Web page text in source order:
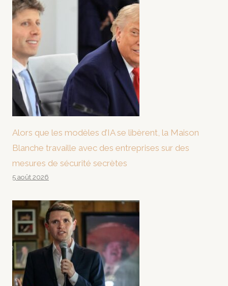
Alors que les modèles d’IA se libèrent, la Maison
Blanche travaille avec des entreprises sur des
mesures de sécurité secrètes
5 août 2026